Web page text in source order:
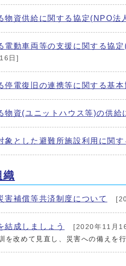
物資供給に関する協定(NPO法
電動車両等の支援に関する協
日]
停電復旧の連携等に関する基
物資(ユニットハウス等)の供
象とした避難所施設利用に関
織
害補償等共済制度について
結成しましょう
[2020年11月
を改めて見直し、災害への備えを行